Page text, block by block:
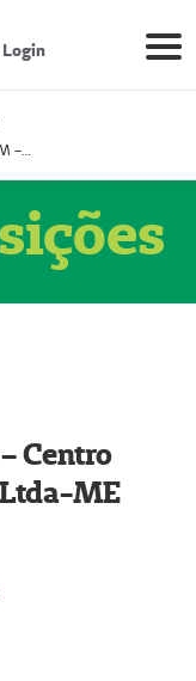
Login
Prestador CERPAM – Centro de Reabilitação S/S Ltda-ME (52004274-8)
Centro
ME